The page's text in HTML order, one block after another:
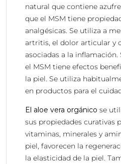
natural que contiene
que el MSM tiene
analgésicas. Se utiliza a
artritis, el dolor articular y
asociadas a la
el MSM tiene efectos
la piel. Se utiliza
en productos para el
El aloe vera orgánico se
sus propiedades curativas
vitaminas, minerales y
piel, favorecen la
la elasticidad de la piel.